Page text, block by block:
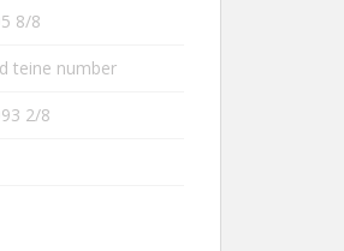
8/8
teine number
2/8